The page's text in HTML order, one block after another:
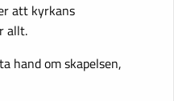
att kyrkans
allt.
hand om skapelsen,